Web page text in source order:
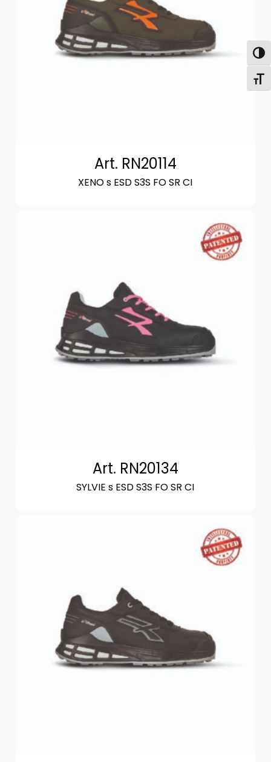
Art. RN20114
XENO s ESD S3S FO SR CI
Art. RN20134
SYLVIE s ESD S3S FO SR CI